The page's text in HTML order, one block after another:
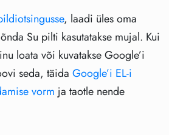
, laadi üles oma
Su pilti kasutatakse mujal. Kui
loata või kuvatakse Google’i
seda, täida Google’i EL-i
vorm ja taotle nende